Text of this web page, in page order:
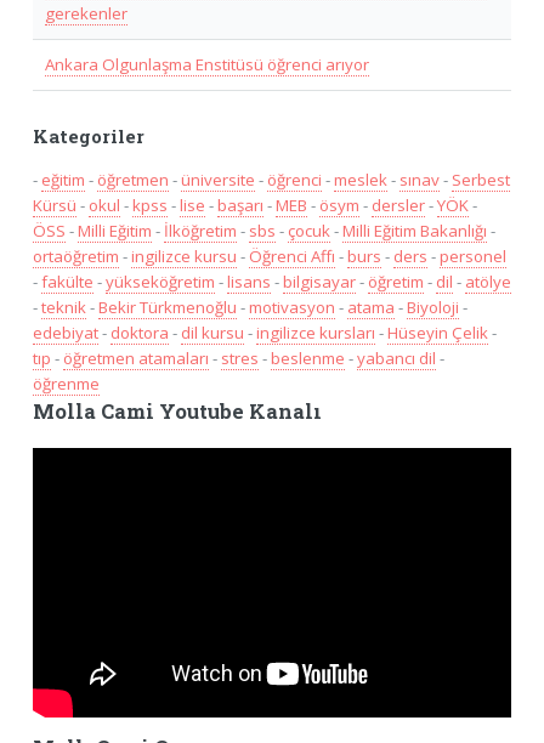
gerekenler
Ankara Olgunlaşma Enstitüsü öğrenci arıyor
Kategoriler
- eğitim - öğretmen -üniversite - öğrenci -meslek- sınav- Serbest
Kürsü - okul -kpss -lise -başarı -MEB - ösym - dersler-YÖK-
ÖSS -Milli Eğitim - İlköğretim - sbs - çocuk-Milli Eğitim Bakanlığı -
ortaöğretim -ingilizce kursu - Öğrenci Affı -burs - ders -personel
-fakülte -yükseköğretim -lisans -bilgisayar- öğretim - dil - atölye
-teknik-Bekir Türkmenoğlu -motivasyon - atama -Biyoloji -
edebiyat- doktora - dil kursu -ingilizce kursları -Hüseyin Çelik-
tıp - öğretmen atamaları - stres -beslenme -yabancı dil -
öğrenme
Molla Cami Youtube Kanalı